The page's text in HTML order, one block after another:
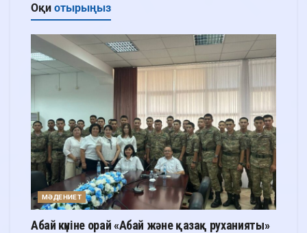
Оқи отырыңыз
МӘДЕНИЕТ
Абай күніне орай «Абай және қазақ руханияты»